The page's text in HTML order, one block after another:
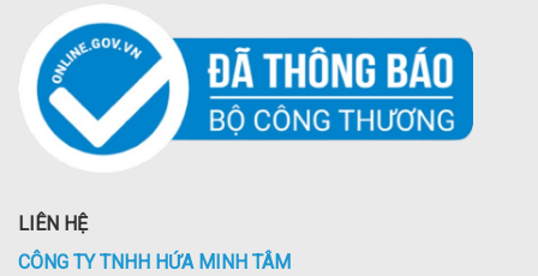
LIÊN HỆ
CÔNG TY TNHH HỨA MINH TÂM